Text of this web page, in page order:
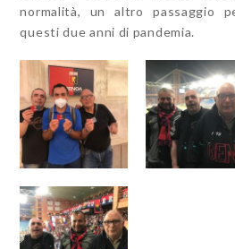
normalità, un altro passaggio
questi due anni di pandemia.